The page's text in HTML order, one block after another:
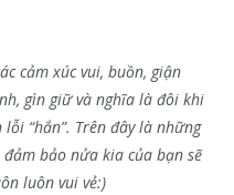
cảm xúc vui, buồn, giận
gìn giữ và nghĩa là đôi khi
“hắn”. Trên đây là những
bảo nửa kia của bạn sẽ
luôn vui vẻ:)